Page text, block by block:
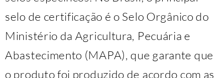
selo de certificação é o Selo Orgânico do
Ministério da Agricultura, Pecuária e
Abastecimento (MAPA), que garante que
o produto foi produzido de acordo com as